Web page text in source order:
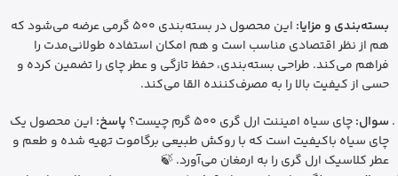
بسته‌بندی و مزایا:
این محصول در بسته‌بندی 500 گرمی عرضه می‌شود که
هم از نظر اقتصادی مناسب است و هم امکان استفاده طولانی‌مدت را
فراهم می‌کند. طراحی بسته‌بندی، حفظ تازگی و عطر چای را تضمین کرده و
حسی از کیفیت بالا را به مصرف‌کننده القا می‌کند.
سوال:چای سیاه امیننت ارل گری 500 گرم چیست؟ پاسخ: این محصول یک
چای سیاه باکیفیت است که با روکش طبیعی برگاموت تهیه شده و طعم و
عطر کلاسیک ارل گری را به ارمغان می‌آورد. 🍃